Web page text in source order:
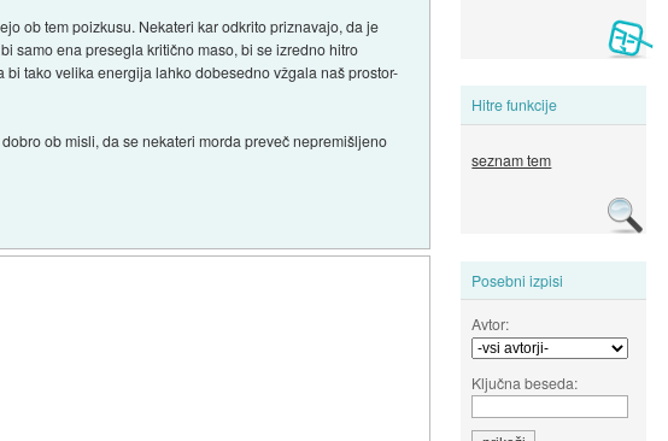
Hitre funkcije
seznam tem
Posebni izpisi
Avtor:
Ključna beseda:
ob tem poizkusu. Nekateri kar odkrito priznavajo, da je
samo ena presegla kritično maso, bi se izredno hitro
tako velika energija lahko dobesedno vžgala naš prostor-
ob misli, da se nekateri morda preveč nepremišljeno